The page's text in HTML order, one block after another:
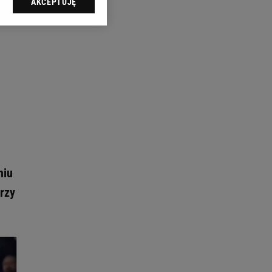
sp. z o.o., jej
swoje preferencje
celów identyfikacji.
reklam i treści,